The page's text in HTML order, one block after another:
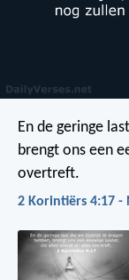
En de geringe
brengt ons een
overtreft.
2 Korintiërs 4:17 -